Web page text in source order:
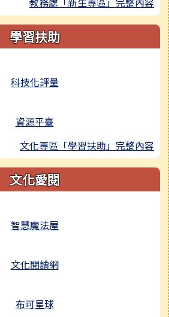
學習扶助
科技化評量
資源平臺
文化專區「學習扶助」完整內容
文化愛閱
智慧魔法屋
文化閱讀網
布可星球